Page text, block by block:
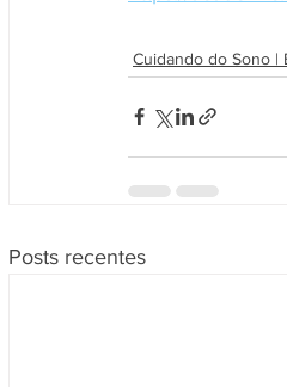
Cuidando do Sono |
Posts recentes